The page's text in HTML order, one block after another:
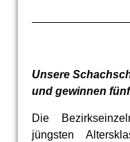
Unsere
und gewinnen
Die
jüngsten